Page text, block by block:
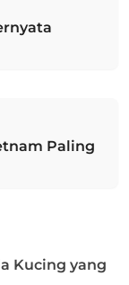
Paling
Kucing yang